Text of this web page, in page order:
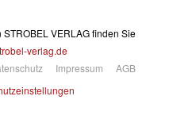
VERLAG finden Sie
verlag.de
Impressum
AGB